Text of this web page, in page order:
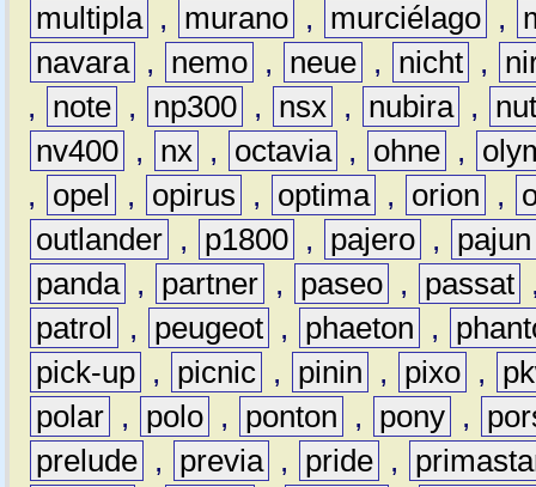
multipla , murano , murciélago ,
navara , nemo , neue , nicht ,
,
note , np300 , nsx , nubira ,
nv400 , nx , octavia , ohne ,
,
opel , opirus , optima , orion ,
outlander , p1800 , pajero ,
pajun
panda , partner , paseo , passat
patrol
, peugeot , phaeton ,
pick-up , picnic , pinin , pixo ,
polar , polo , ponton , pony ,
prelude , previa , pride ,